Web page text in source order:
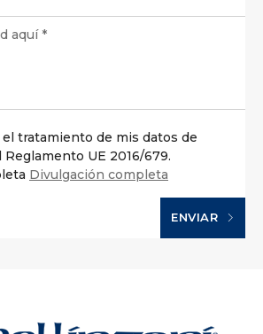
tratamiento de mis datos de
UE 2016/679.
Divulgación completa
ENVIAR